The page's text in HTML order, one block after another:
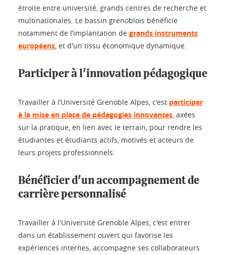
étroite entre université, grands centres de recherche et
multinationales. Le bassin grenoblois bénéficie
notamment de l’implantation de grands instruments
européens, et d'un tissu économique dynamique.
Participer à l'innovation pédagogique
Travailler à l’Université Grenoble Alpes, c'est participer
à la mise en place de pédagogies innovantes, axées
sur la pratique, en lien avec le terrain, pour rendre les
étudiantes et étudiants actifs, motivés et acteurs de
leurs projets professionnels.
Bénéficier d'un accompagnement de
carrière personnalisé
Travailler à l'Université Grenoble Alpes, c'est entrer
dans un établissement ouvert qui favorise les
expériences internes, accompagne ses collaborateurs